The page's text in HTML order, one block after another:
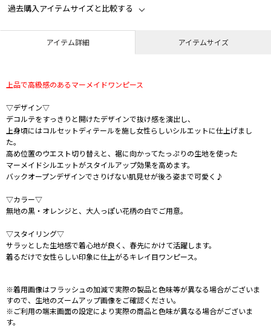
過去購入アイテムサイズと比較する
アイテム詳細 アイテムサイズ
上品で高級感のあるマーメイドワンピース
▽デザイン▽
デコルテをすっきりと開けたデザインで抜け感を演出し、
上身頃にはコルセットディテールを施し女性らしいシルエットに仕上げまし
た。
高め位置のウエスト切り替えと、裾に向かってたっぷりの生地を使った
マーメイドシルエットがスタイルアップ効果を高めます。
バックオープンデザインでさりげない肌見せが後ろ姿まで可愛く♪
▽カラー▽
無地の黒・オレンジと、大人っぽい花柄の白でご用意。
▽スタイリング▽
サラッとした生地感で着心地が良く、春先にかけて活躍します。
着るだけで女性らしい印象に仕上がるキレイ目ワンピース。
※着用画像はフラッシュの加減で実際の製品と色味等が異なる場合がございま
すので、生地のズームアップ画像をご確認ください。
※ご利用の端末画面の設定により実際の商品と色味が異なる場合がございま
す。